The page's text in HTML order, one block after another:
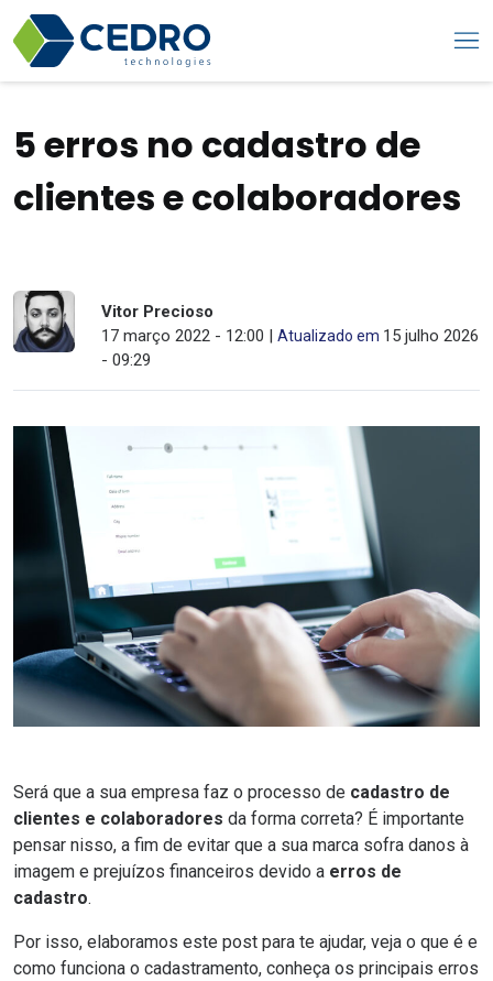
5 erros no cadastro de
clientes e colaboradores
Vitor Precioso
17 março 2022 - 12:00 |Atualizado em 15 julho 2026
- 09:29
Será que a sua empresa faz o processo de cadastro de
clientes e colaboradores da forma correta? É importante
pensar nisso, a fim de evitar que a sua marca sofra danos à
imagem e prejuízos financeiros devido a erros de
cadastro.
Por isso, elaboramos este post para te ajudar, veja o que é e
como funciona o cadastramento, conheça os principais erros